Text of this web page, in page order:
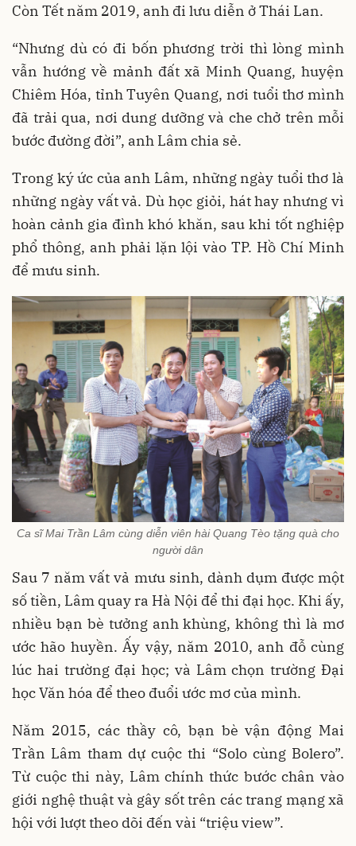
Còn Tết năm 2019, anh đi lưu diễn ở Thái Lan.
“Nhưng dù có đi bốn phương trời thì lòng mình
vẫn hướng về mảnh đất xã Minh Quang, huyện
Chiêm Hóa, tỉnh Tuyên Quang, nơi tuổi thơ mình
đã trải qua, nơi dung dưỡng và che chở trên mỗi
bước đường đời”, anh Lâm chia sẻ.
Trong ký ức của anh Lâm, những ngày tuổi thơ là
những ngày vất vả. Dù học giỏi, hát hay nhưng vì
hoàn cảnh gia đình khó khăn, sau khi tốt nghiệp
phổ thông, anh phải lặn lội vào TP. Hồ Chí Minh
để mưu sinh.
Ca sĩ Mai Trần Lâm cùng diễn viên hài Quang Tèo tặng quà cho
người dân
Sau 7 năm vất vả mưu sinh, dành dụm được một
số tiền, Lâm quay ra Hà Nội để thi đại học. Khi ấy,
nhiều bạn bè tưởng anh khùng, không thì là mơ
ước hão huyền. Ấy vậy, năm 2010, anh đỗ cùng
lúc hai trường đại học; và Lâm chọn trường Đại
học Văn hóa để theo đuổi ước mơ của mình.
Năm 2015, các thầy cô, bạn bè vận động Mai
Trần Lâm tham dự cuộc thi “Solo cùng Bolero”.
Từ cuộc thi này, Lâm chính thức bước chân vào
giới nghệ thuật và gây sốt trên các trang mạng xã
hội với lượt theo dõi đến vài “triệu view”.